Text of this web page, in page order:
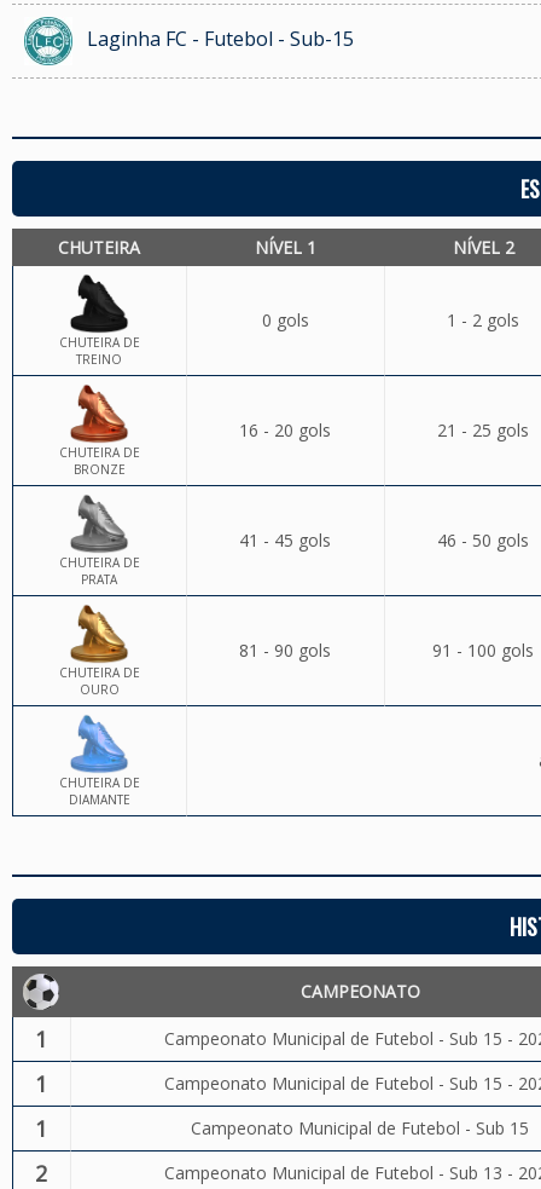
Laginha FC - Futebol - Sub-15
CHUTEIRA NÍVEL 1 NÍVEL 2
CHUTEIRA DE
TREINO
0 gols 1 - 2 gols
CHUTEIRA DE
BRONZE
16 - 20 gols 21 - 25 gols
CHUTEIRA DE
PRATA
41 - 45 gols 46 - 50 gols
CHUTEIRA DE
OURO
81 - 90 gols 91 - 100 gols
CHUTEIRA DE
DIAMANTE
CAMPEONATO
1 Campeonato Municipal de Futebol - Sub 15 -
1 Campeonato Municipal de Futebol - Sub 15 -
1 Campeonato Municipal de Futebol - Sub 15
2 Campeonato Municipal de Futebol - Sub 13 -